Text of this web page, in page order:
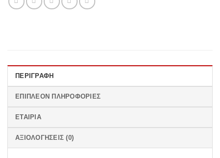
ΠΕΡΙΓΡΑΦΉ
ΕΠΙΠΛΈΟΝ ΠΛΗΡΟΦΟΡΊΕΣ
ΕΤΑΙΡΊΑ
ΑΞΙΟΛΟΓΉΣΕΙΣ (0)